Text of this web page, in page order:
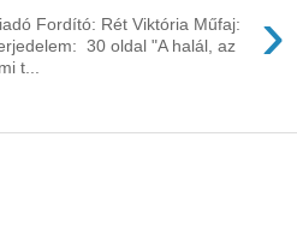
›
Fordító: Rét Viktória Műfaj:
30 oldal "A halál, az
t...